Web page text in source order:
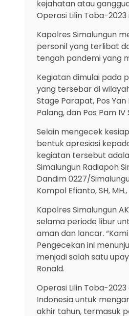
kejahatan atau
Operasi Lilin Toba-2023
Kapolres Simalungun
personil yang terlibat
tengah pandemi yang
Kegiatan dimulai pada
yang tersebar di
Stage Parapat, Pos Yan
Palang, dan Pos Pam
Selain mengecek
bentuk apresiasi
kegiatan tersebut
Simalungun Radiapoh
Dandim 0227/
Kompol Efianto, SH,
Kapolres Simalungun
selama periode libur
aman dan lancar.
Pengecekan ini
menjadi salah satu
Ronald.
Operasi Lilin Toba-
Indonesia untuk
akhir tahun, termasuk